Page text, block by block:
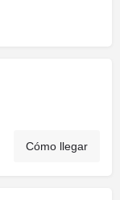
Cómo llegar